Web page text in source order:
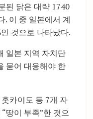
된 닭은 대략 1740
. 이 중 일본에서 계
것으로 나타났다.
일본 지역 자치단
묻어 대응해야 한
카이도 등 7개 자
땅이 부족”한 것으